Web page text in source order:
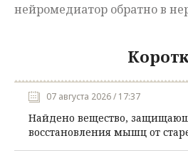
нейромедиатор обратно в
07 августа 2026 / 17:37
Найдено вещество,
восстановления мышц от